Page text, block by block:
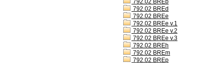
792.02 BREb
792.02 BREd
792.02 BREe
792.02 BREe v.1
792.02 BREe v.2
792.02 BREe v.3
792.02 BREh
792.02 BREm
792.02 BREp